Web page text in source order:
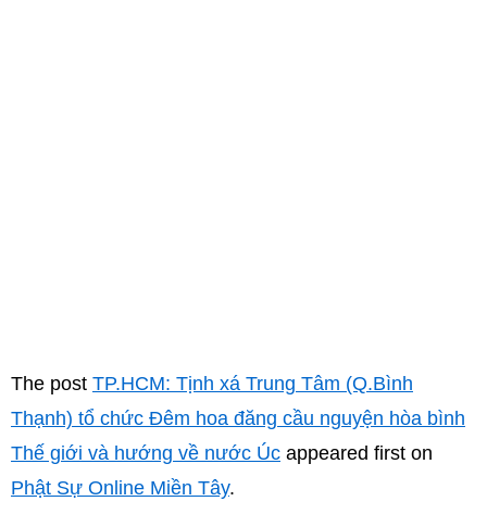
The post TP.HCM: Tịnh xá Trung Tâm (Q.Bình
Thạnh) tổ chức Đêm hoa đăng cầu nguyện hòa bình
Thế giới và hướng về nước Úc appeared first on
Phật Sự Online Miền Tây.